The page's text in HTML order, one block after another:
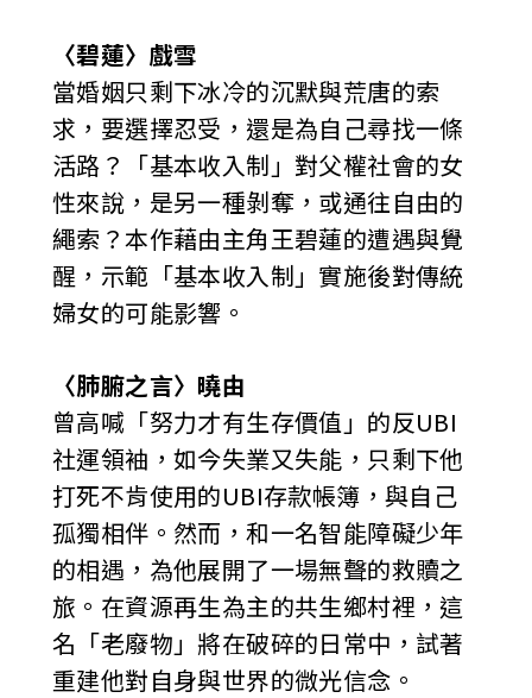
〈碧蓮〉戲雪
當婚姻只剩下冰冷的沉默與荒唐的索
求，要選擇忍受，還是為自己尋找一條
活路？「基本收入制」對父權社會的女
性來說，是另一種剝奪，或通往自由的
繩索？本作藉由主角王碧蓮的遭遇與覺
醒，示範「基本收入制」實施後對傳統
婦女的可能影響。
〈肺腑之言〉曉由
曾高喊「努力才有生存價值」的反UBI
社運領袖，如今失業又失能，只剩下他
打死不肯使用的UBI存款帳簿，與自己
孤獨相伴。然而，和一名智能障礙少年
的相遇，為他展開了一場無聲的救贖之
旅。在資源再生為主的共生鄉村裡，這
名「老廢物」將在破碎的日常中，試著
重建他對自身與世界的微光信念。